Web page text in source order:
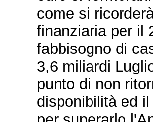
come si
finanziaria per il
fabbisogno di
3,6 miliardi
punto di non
disponibilità ed